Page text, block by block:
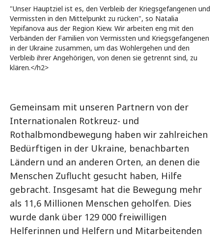
"Unser Hauptziel ist es, den Verbleib der Kriegsgefangenen und
Vermissten in den Mittelpunkt zu rücken", so Natalia
Yepifanova aus der Region Kiew. Wir arbeiten eng mit den
Verbänden der Familien von Vermissten und Kriegsgefangenen
in der Ukraine zusammen, um das Wohlergehen und den
Verbleib ihrer Angehörigen, von denen sie getrennt sind, zu
klären.</h2>
Gemeinsam mit unseren Partnern von der
Internationalen Rotkreuz- und
Rothalbmondbewegung haben wir zahlreichen
Bedürftigen in der Ukraine, benachbarten
Ländern und an anderen Orten, an denen die
Menschen Zuflucht gesucht haben, Hilfe
gebracht. Insgesamt hat die Bewegung mehr
als 11,6 Millionen Menschen geholfen. Dies
wurde dank über 129 000 freiwilligen
Helferinnen und Helfern und Mitarbeitenden